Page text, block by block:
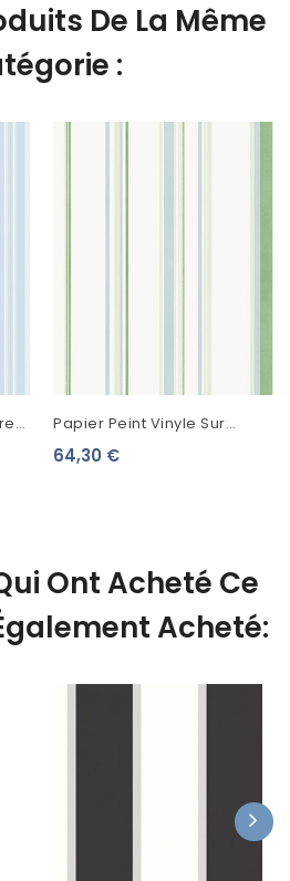
De La Même
:
Papier Peint Vinyle Sur
Intissé Lutèce Rayure
64,30 €
Ont Acheté Ce
Acheté: